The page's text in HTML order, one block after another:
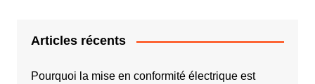
Articles récents
Pourquoi la mise en conformité électrique est